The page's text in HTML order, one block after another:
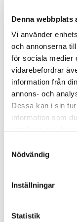
Denna webbplats
Vi använder
och annonserna
för sociala medier
vidarebefordrar
information från
annons- och
Dessa kan i sin
information som
Nödvändig
Inställningar
Statistik
eller äldre
värmepump efter
6.
ska:
a) Värma ditt
b) Hantera även
en lägre
tvärtom. En